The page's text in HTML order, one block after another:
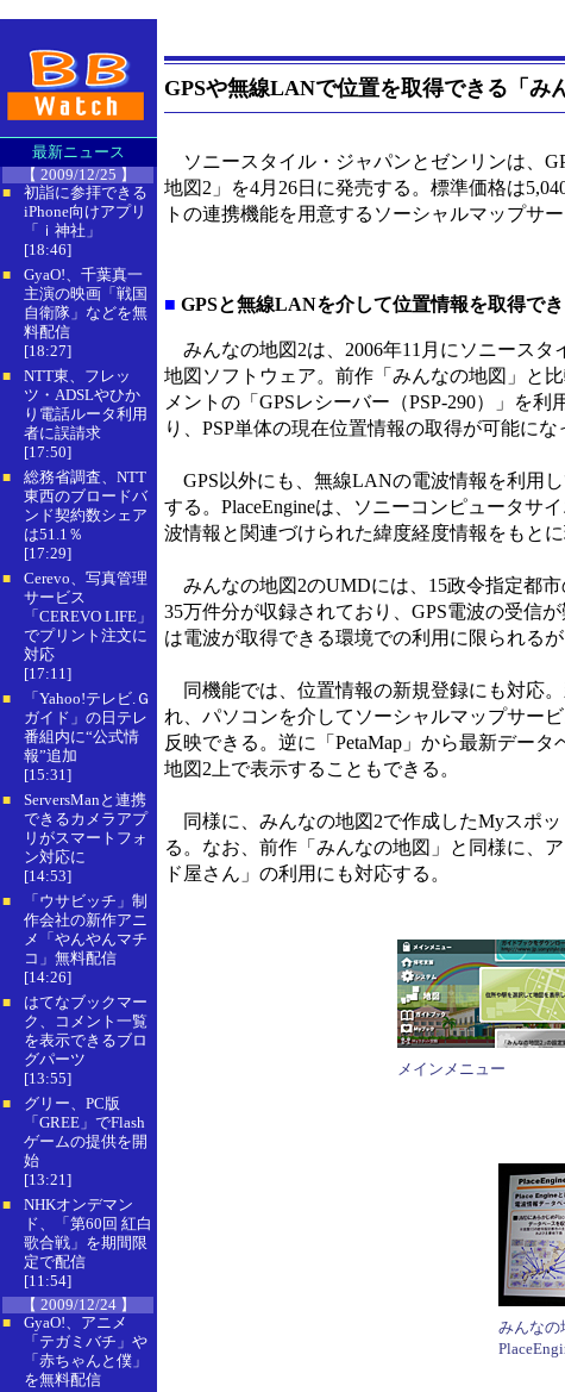
最新ニュース
【 2009/12/25 】
■
初詣に参拝できる
iPhone向けアプリ
「ｉ神社」
[18:46]
■
GyaO!、千葉真一
主演の映画「戦国
自衛隊」などを無
料配信
[18:27]
■
NTT東、フレッ
ツ・ADSLやひか
り電話ルータ利用
者に誤請求
[17:50]
■
総務省調査、NTT
東西のブロードバ
ンド契約数シェア
は51.1％
[17:29]
■
Cerevo、写真管理
サービス
「CEREVO LIFE」
でプリント注文に
対応
[17:11]
■
「Yahoo!テレビ.Ｇ
ガイド」の日テレ
番組内に“公式情
報”追加
[15:31]
■
ServersManと連携
できるカメラアプ
リがスマートフォ
ン対応に
[14:53]
■
「ウサビッチ」制
作会社の新作アニ
メ「やんやんマチ
コ」無料配信
[14:26]
■
はてなブックマー
ク、コメント一覧
を表示できるブロ
グパーツ
[13:55]
■
グリー、PC版
「GREE」でFlash
ゲームの提供を開
始
[13:21]
■
NHKオンデマン
ド、「第60回 紅白
歌合戦」を期間限
定で配信
[11:54]
【 2009/12/24 】
■
GyaO!、アニメ
「テガミバチ」や
「赤ちゃんと僕」
を無料配信
GPSや無線LANで位置を取得できる「み
ソニースタイル・ジャパンとゼンリンは、
地図2」を4月26日に発売する。標準価格は
トの連携機能を用意するソーシャルマップサ
■ GPSと無線LANを介して位置情報を取得でき
みんなの地図2は、2006年11月にソニースタ
地図ソフトウェア。前作「みんなの地図」と
メントの「GPSレシーバー（PSP-290）」を
り、PSP単体の現在位置情報の取得が可能にな
GPS以外にも、無線LANの電波情報を利用
する。PlaceEngineは、ソニーコンピュータサ
波情報と関連づけられた緯度経度情報をもと
みんなの地図2のUMDには、15政令指定都
35万件分が収録されており、GPS電波の受信
は電波が取得できる環境での利用に限られる
同機能では、位置情報の新規登録にも対応。
れ、パソコンを介してソーシャルマップサー
反映できる。逆に「PetaMap」から最新デー
地図2上で表示することもできる。
同様に、みんなの地図2で作成したMyスポッ
る。なお、前作「みんなの地図」と同様に、
ド屋さん」の利用にも対応する。
メインメニュー
みんなの